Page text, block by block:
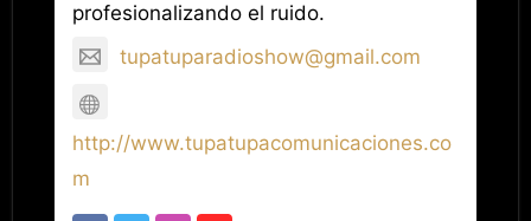
profesionalizando el ruido.
tupatuparadioshow@gmail.com
http://www.tupatupacomunicaciones.co
m